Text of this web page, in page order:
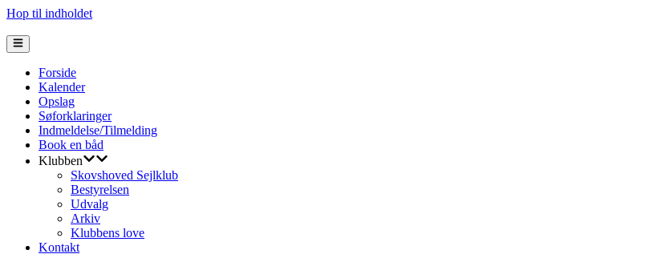
Hop til indholdet
Forside
Kalender
Opslag
Søforklaringer
Indmeldelse/Tilmelding
Book en båd
Klubben
Skovshoved Sejlklub
Bestyrelsen
Udvalg
Arkiv
Klubbens love
Kontakt